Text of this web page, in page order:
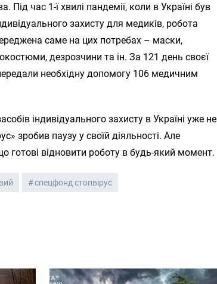
Під час 1-ї хвилі пандемії, коли в Україні був
захисту для медиків, робота
саме на цих потребах – маски,
дезрозчини та ін. За 121 день своєї
необхідну допомогу 106 медичним
індивідуального захисту в Україні уже не
зробив паузу у своїй діяльності. Але
готові відновити роботу в будь-який момент.
спецфонд стопвірус